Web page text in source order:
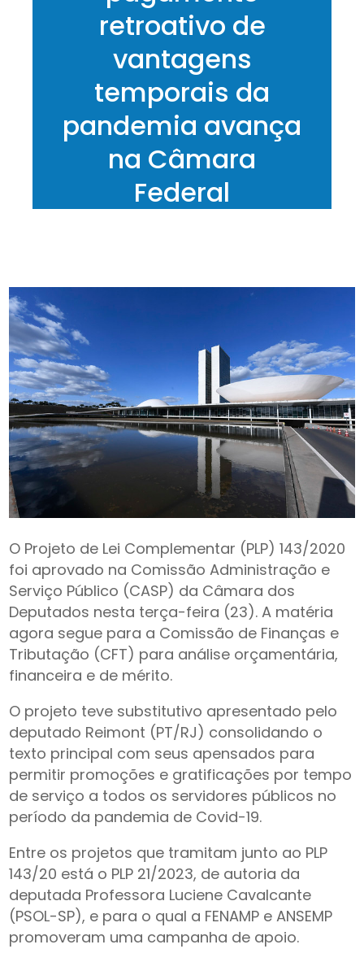
retroativo de
vantagens
temporais da
pandemia avança
na Câmara
Federal
O Projeto de Lei Complementar (PLP) 143/2020
foi aprovado na Comissão Administração e
Serviço Público (CASP) da Câmara dos
Deputados nesta terça-feira (23). A matéria
agora segue para a Comissão de Finanças e
Tributação (CFT) para análise orçamentária,
financeira e de mérito.
O projeto teve substitutivo apresentado pelo
deputado Reimont (PT/RJ) consolidando o
texto principal com seus apensados para
permitir promoções e gratificações por tempo
de serviço a todos os servidores públicos no
período da pandemia de Covid-19.
Entre os projetos que tramitam junto ao PLP
143/20 está o PLP 21/2023, de autoria da
deputada Professora Luciene Cavalcante
(PSOL-SP), e para o qual a FENAMP e ANSEMP
promoveram uma campanha de apoio.